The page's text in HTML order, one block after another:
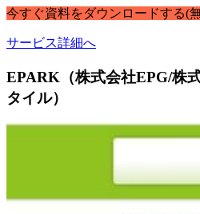
今すぐ資料をダウンロードする(
サービス詳細へ
EPARK（株式会社EPG/株
タイル）